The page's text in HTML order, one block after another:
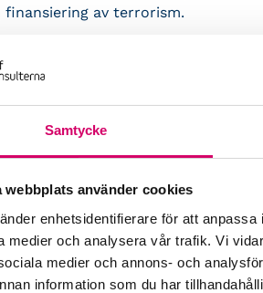
Samtycke
webbplats använder cookies
enhetsidentifierare för att
medier och analysera vår trafik. Vi
medier och annons- och
information som du har
av terrorism.
att invända mot
finansiering av terrorism.